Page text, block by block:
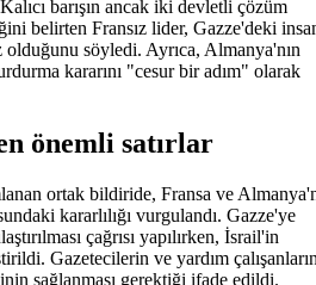
barışın ancak iki devletli çözüm
belirten Fransız lider, Gazze'deki
söyledi. Ayrıca, Almanya'nın
kararını "cesur bir adım" olarak
önemli satırlar
ortak bildiride, Fransa ve
kararlılığı vurgulandı. Gazze'ye
çağrısı yapılırken, İsrail'in
Gazetecilerin ve yardım
sağlanması gerektiği ifade edildi.